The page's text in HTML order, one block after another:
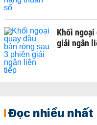
Khối ngoại
giải ngân
Đọc nhiều nhất